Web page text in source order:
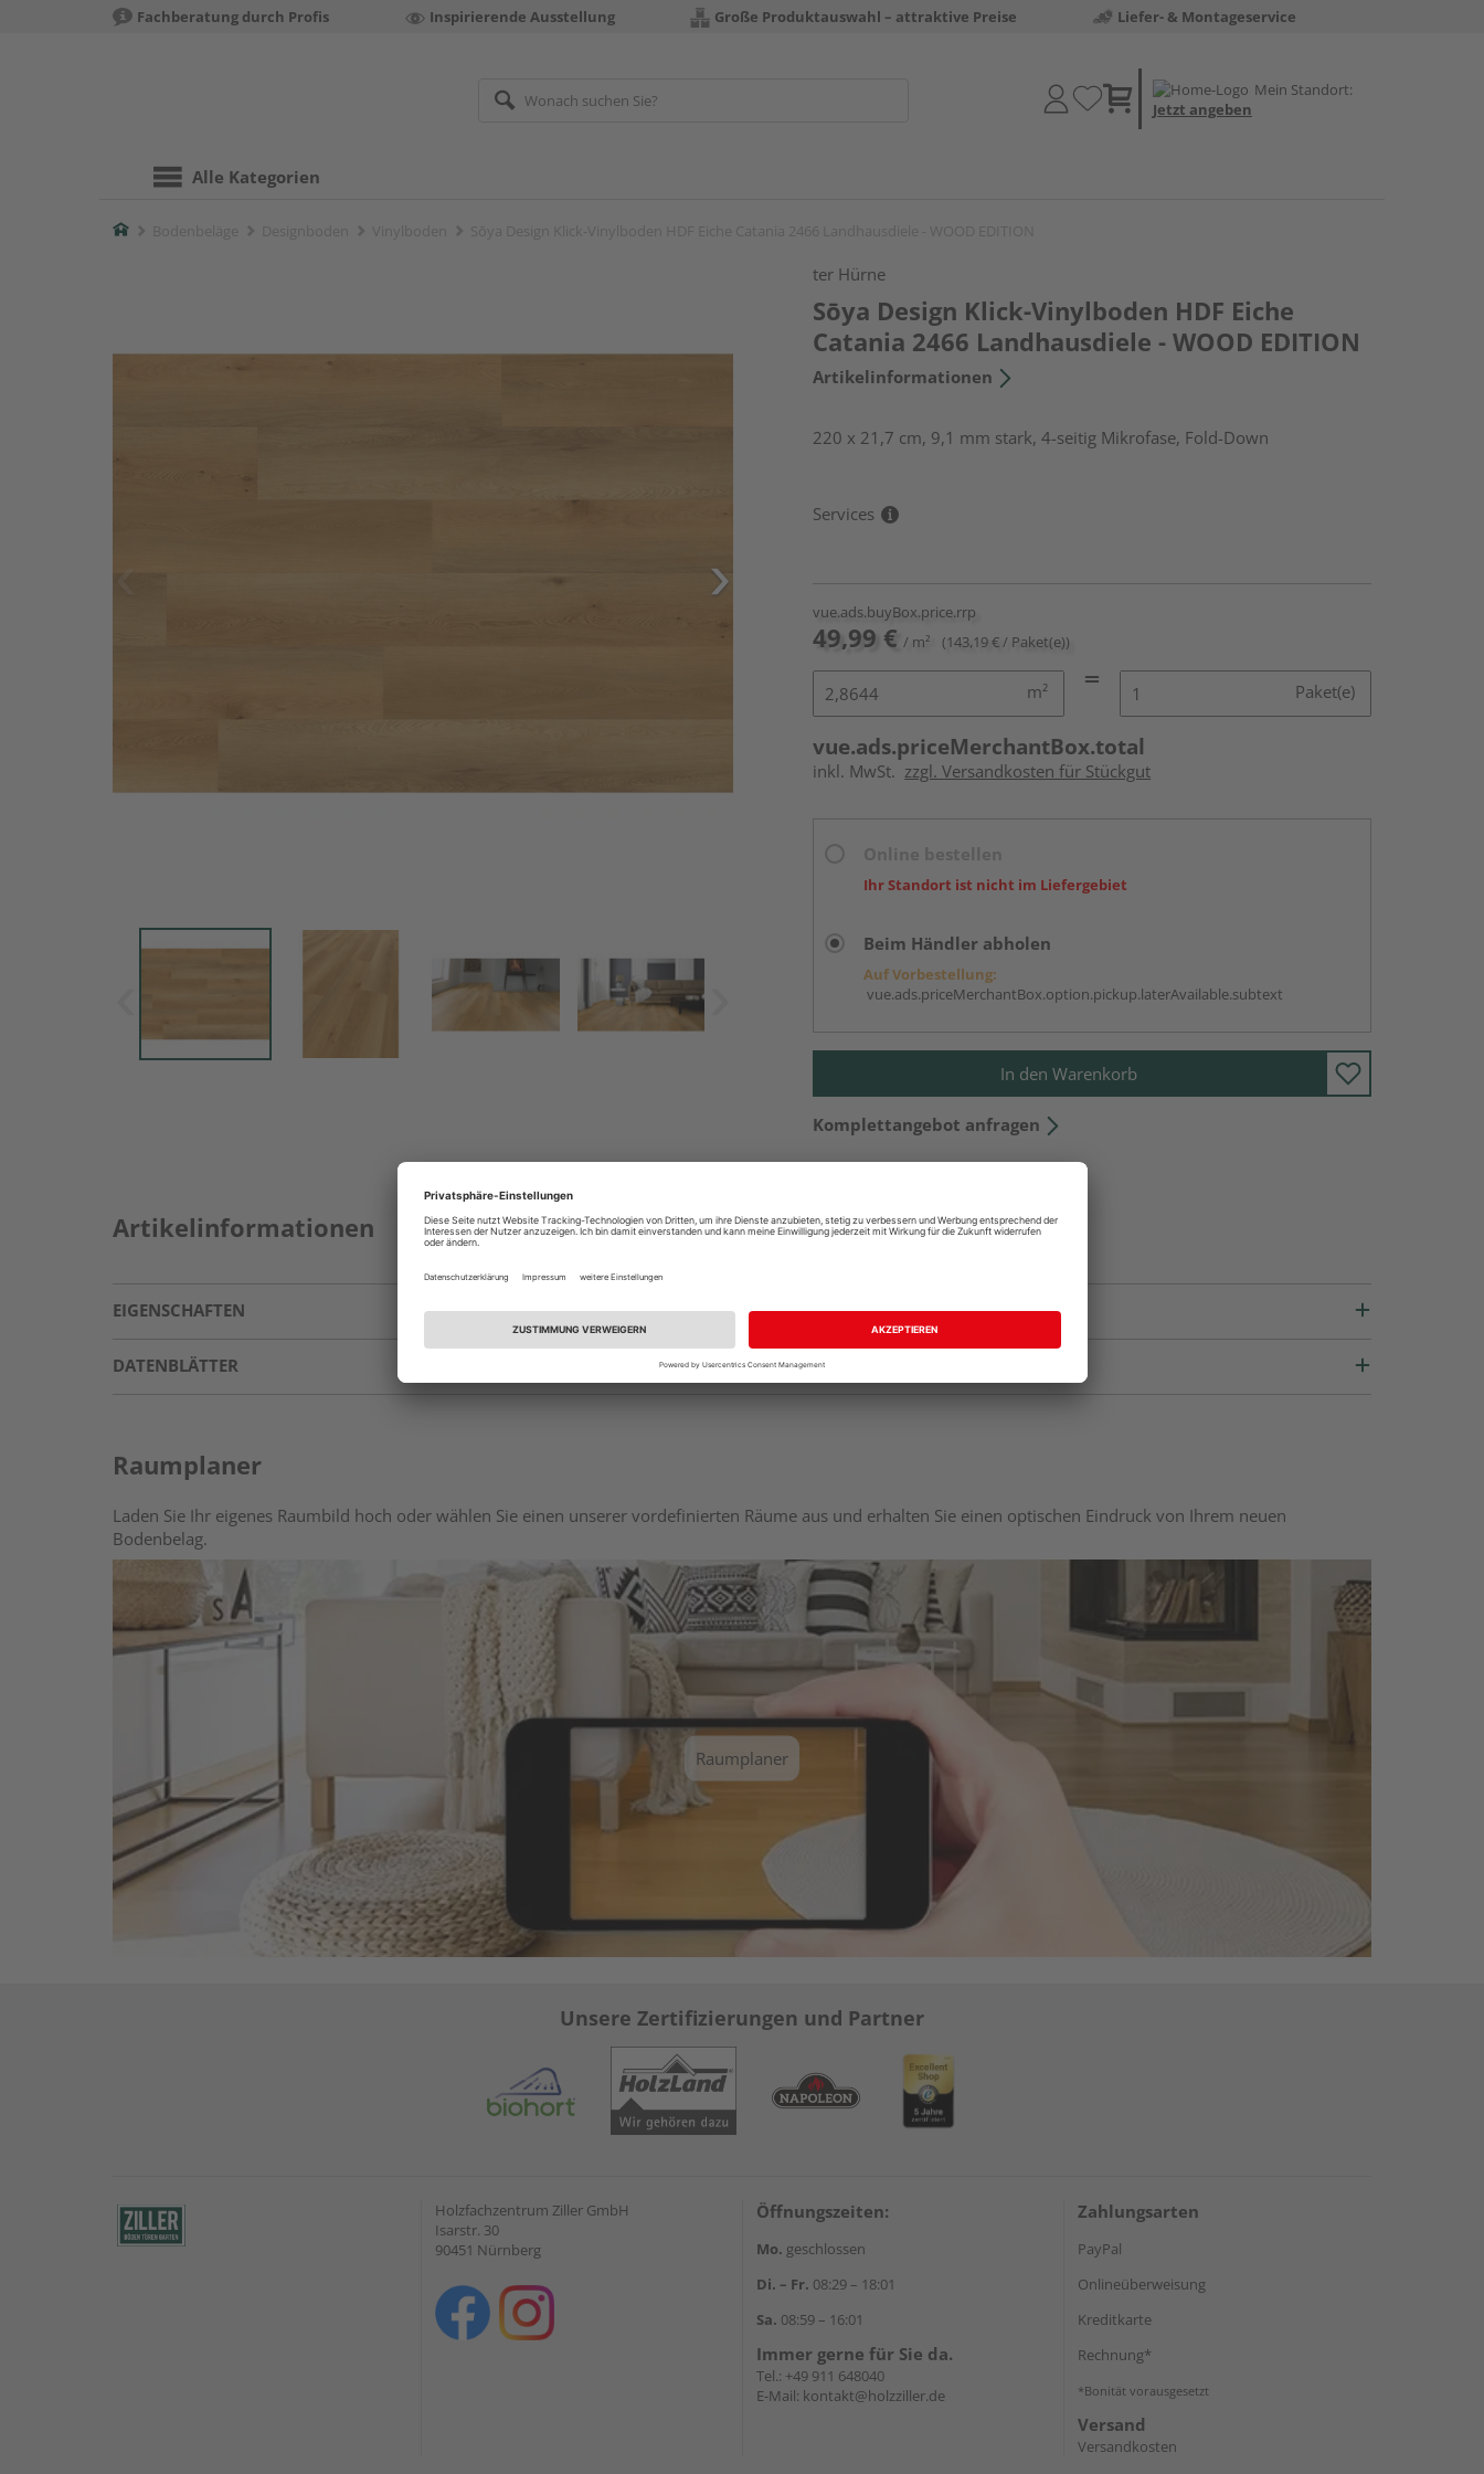
Fachberatung durch Profis Inspirierende Ausstellung Große Produktauswahl – attraktive Preise Liefer- & Montageservice
Mein Standort:
Jetzt angeben
Alle Kategorien
Home
ter Hürne
Sōya Design Klick-Vinylboden HDF Eiche
Catania 2466 Landhausdiele - WOOD EDITION
Artikelinformationen
220 x 21,7 cm, 9,1 mm stark, 4-seitig Mikrofase, Fold-Down
Services
vue.ads.buyBox.price.rrp
49,99 € / m² (143,19 € / Paket(e))
m² Paket(e)
vue.ads.priceMerchantBox.total
inkl. MwSt. zzgl. Versandkosten für Stückgut
Ihr Standort ist nicht im Liefergebiet
Beim Händler abholen
Auf Vorbestellung:
vue.ads.priceMerchantBox.option.pickup.laterAvailable.subtext
In den Warenkorb
Komplettangebot anfragen
Artikelinformationen
EIGENSCHAFTEN
DATENBLÄTTER
Raumplaner
Laden Sie Ihr eigenes Raumbild hoch oder wählen Sie einen unserer vordefinierten Räume aus und erhalten Sie einen optischen Eindruck von Ihrem neuen
Bodenbelag.
Raumplaner
Unsere Zertifizierungen und Partner
Holzfachzentrum Ziller GmbH
Isarstr. 30
90451 Nürnberg
Öffnungszeiten:
Mo. geschlossen
Di. – Fr. 08:29 – 18:01
Sa. 08:59 – 16:01
Immer gerne für Sie da.
Tel.: +49 911 648040
E-Mail: kontakt@holzziller.de
Zahlungsarten
PayPal
Onlineüberweisung
Kreditkarte
Rechnung*
*Bonität vorausgesetzt
Versand
Versandkosten